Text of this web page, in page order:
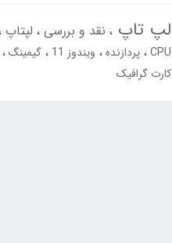
لپ تاپ نقد و بررسی لپتاپ
CPU
پردازنده ویندوز 11 گیمینگ
کارت گرافیک